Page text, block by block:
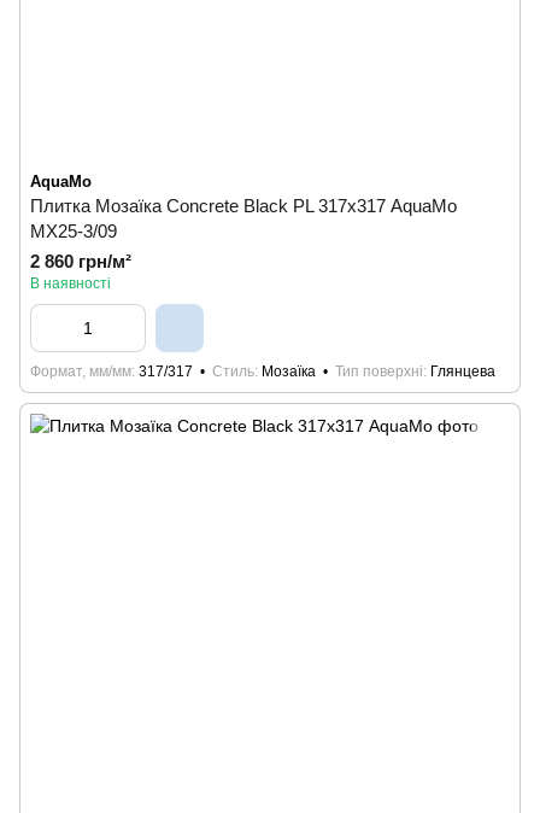
AquaMo
Плитка Мозаїка Concrete Black PL 317х317 AquaMo
MX25-3/09
2 860 грн/м²
В наявності
Формат, мм/мм 317/317 Стиль Мозаїка Тип поверхні Глянцева